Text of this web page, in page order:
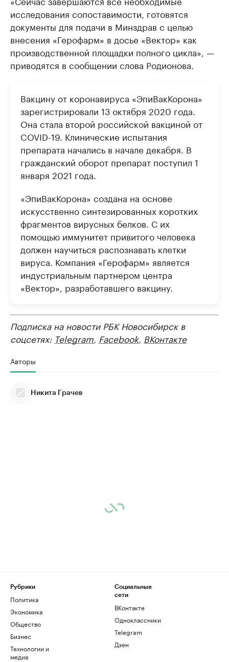
исследования сопоставимости, готовятся
документы для подачи в Минздрав с целью
внесения «Герофарм» в досье «Вектор» как
производственной площадки полного цикла», —
приводятся в сообщении слова Родионова.
Вакцину от коронавируса «ЭпиВакКорона»
зарегистрировали 13 октября 2020 года.
Она стала второй российской вакциной от
COVID-19. Клинические испытания
препарата начались в начале декабря. В
гражданский оборот препарат поступил 1
января 2021 года.
«ЭпиВакКорона» создана на основе
искусственно синтезированных коротких
фрагментов вирусных белков. С их
помощью иммунитет привитого человека
должен научиться распознавать клетки
вируса. Компания «Герофарм» является
индустриальным партнером центра
«Вектор», разработавшего вакцину.
Подписка на новости РБК Новосибирск в
соцсетях: Telegram, Facebook, ВКонтакте
Авторы
Никита Грачев
Рубрики
Политика
Экономика
Общество
Бизнес
Технологии и
медиа
Социальные
сети
ВКонтакте
Одноклассники
Telegram
Дзен